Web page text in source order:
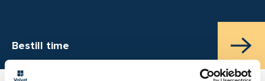
Bestill time